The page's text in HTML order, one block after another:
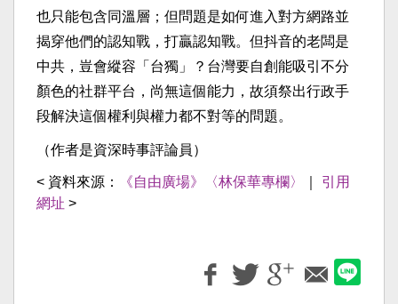
也只能包含同溫層；但問題是如何進入對方網路並
揭穿他們的認知戰，打贏認知戰。但抖音的老闆是
中共，豈會縱容「台獨」？台灣要自創能吸引不分
顏色的社群平台，尚無這個能力，故須祭出行政手
段解決這個權利與權力都不對等的問題。
（作者是資深時事評論員）
< 資料來源： 《自由廣場》〈林保華專欄〉
引用
網址 >